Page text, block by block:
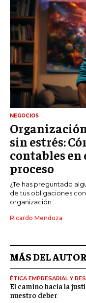
NEGOCIOS
sin estrés:
contables
proceso
¿Te has preguntado
de tus obligaciones
organización...
Ricardo Mendoza
MÁS DEL AUTOR
ÉTICA EMPRESARIAL Y
El camino hacia la
nuestro deber